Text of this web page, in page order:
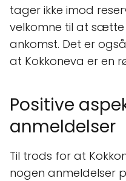
tager ikke imod
velkomne til at sætte
ankomst. Det er
at Kokkoneva er en
Positive
anmeldelser
Til trods for at
nogen anmeldelser